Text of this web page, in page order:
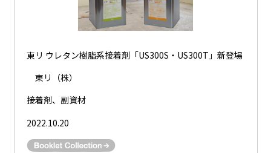
東リ ウレタン樹脂系接着剤「US300S・US300T」新登場
東リ（株）
接着剤、副資材
2022.10.20